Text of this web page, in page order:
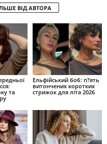
ВІД АВТОРА
та
Ельфійський боб: п?ять
витончених коротких
стрижок для літа 2026